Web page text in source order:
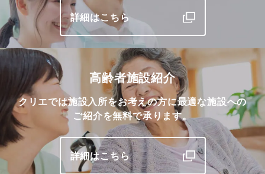
詳細はこちら
高齢者施設紹介
クリエでは施設入所をお考えの方に最適な施設への
ご紹介を無料で承ります。
詳細はこちら